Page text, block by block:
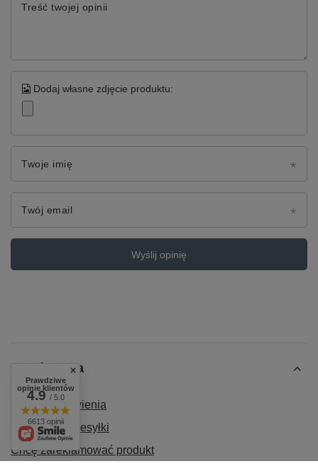
Treść twojej opinii
Dodaj własne zdjęcie produktu:
Twoje imię
Twój email
Wyślij opinię
Zamówienia
Status zamówienia
Śledzenie przesyłki
Chcę zareklamować produkt
Prawdziwe
opinie klientów
4.9/ 5.0
6613 opinii